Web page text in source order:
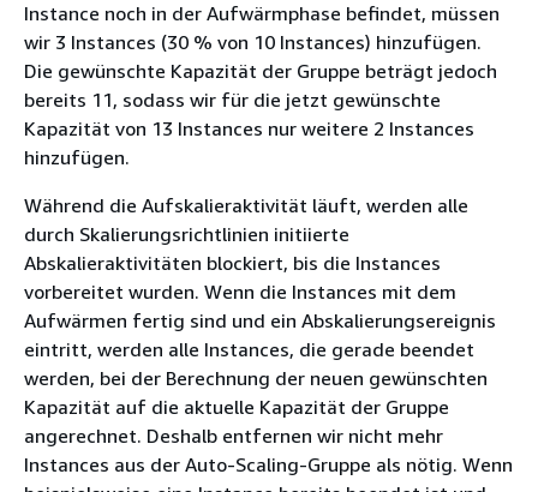
Instance noch in der Aufwärmphase befindet, müssen
wir 3 Instances (30 % von 10 Instances) hinzufügen.
Die gewünschte Kapazität der Gruppe beträgt jedoch
bereits 11, sodass wir für die jetzt gewünschte
Kapazität von 13 Instances nur weitere 2 Instances
hinzufügen.
Während die Aufskalieraktivität läuft, werden alle
durch Skalierungsrichtlinien initiierte
Abskalieraktivitäten blockiert, bis die Instances
vorbereitet wurden. Wenn die Instances mit dem
Aufwärmen fertig sind und ein Abskalierungsereignis
eintritt, werden alle Instances, die gerade beendet
werden, bei der Berechnung der neuen gewünschten
Kapazität auf die aktuelle Kapazität der Gruppe
angerechnet. Deshalb entfernen wir nicht mehr
Instances aus der Auto-Scaling-Gruppe als nötig. Wenn